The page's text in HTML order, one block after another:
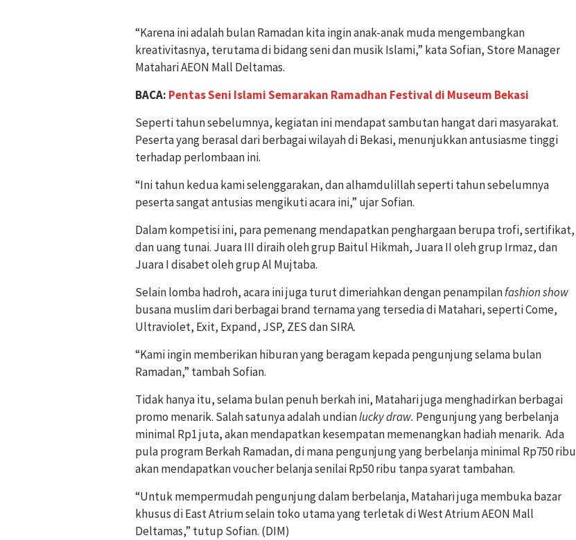
“Karena ini adalah bulan Ramadan kita ingin anak-anak muda mengembangkan
kreativitasnya, terutama di bidang seni dan musik Islami,” kata Sofian, Store Manager
Matahari AEON Mall Deltamas.
BACA: Pentas Seni Islami Semarakan Ramadhan Festival di Museum Bekasi
Seperti tahun sebelumnya, kegiatan ini mendapat sambutan hangat dari masyarakat.
Peserta yang berasal dari berbagai wilayah di Bekasi, menunjukkan antusiasme tinggi
terhadap perlombaan ini.
“Ini tahun kedua kami selenggarakan, dan alhamdulillah seperti tahun sebelumnya
peserta sangat antusias mengikuti acara ini,” ujar Sofian.
Dalam kompetisi ini, para pemenang mendapatkan penghargaan berupa trofi, sertifikat,
dan uang tunai. Juara III diraih oleh grup Baitul Hikmah, Juara II oleh grup Irmaz, dan
Juara I disabet oleh grup Al Mujtaba.
Selain lomba hadroh, acara ini juga turut dimeriahkan dengan penampilanfashion show
busana muslim dari berbagai brand ternama yang tersedia di Matahari, seperti Come,
Ultraviolet, Exit, Expand, JSP, ZES dan SIRA.
“Kami ingin memberikan hiburan yang beragam kepada pengunjung selama bulan
Ramadan,” tambah Sofian.
Tidak hanya itu, selama bulan penuh berkah ini, Matahari juga menghadirkan berbagai
promo menarik. Salah satunya adalah undianlucky draw. Pengunjung yang berbelanja
minimal Rp1 juta, akan mendapatkan kesempatan memenangkan hadiah menarik. Ada
pula program Berkah Ramadan, di mana pengunjung yang berbelanja minimal Rp750 ribu
akan mendapatkan voucher belanja senilai Rp50 ribu tanpa syarat tambahan.
“Untuk mempermudah pengunjung dalam berbelanja, Matahari juga membuka bazar
khusus di East Atrium selain toko utama yang terletak di West Atrium AEON Mall
Deltamas,” tutup Sofian. (DIM)